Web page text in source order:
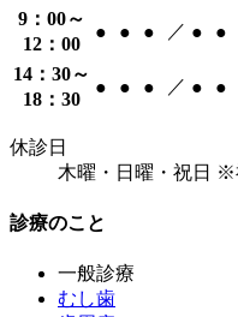
9：00～
12：00
● ● ● ／ ● ●
14：30～
18：30
● ● ● ／ ● ●
休診日
木曜・日曜・祝日
診療のこと
一般診療
むし歯